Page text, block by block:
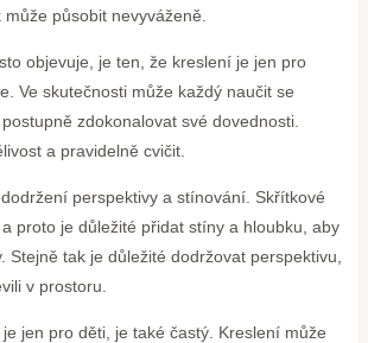
působit nevyváženě.
objevuje, je ten, že kreslení je jen pro
Ve skutečnosti může každý naučit se
zdokonalovat své dovednosti.
a pravidelně cvičit.
perspektivy a stínování. Skřítkové
proto je důležité přidat stíny a hloubku, aby
Stejně tak je důležité dodržovat perspektivu,
v prostoru.
jen pro děti, je také častý. Kreslení může